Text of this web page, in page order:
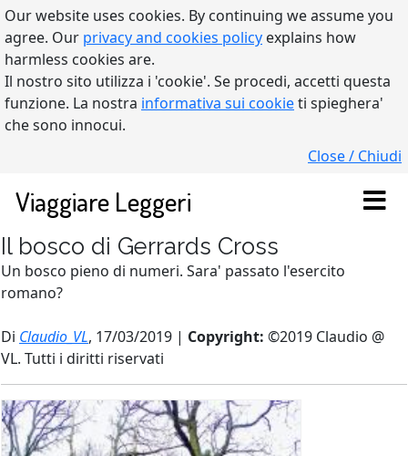
Our website uses cookies. By continuing we assume you
agree. Our privacy and cookies policy explains how
harmless cookies are.
Il nostro sito utilizza i 'cookie'. Se procedi, accetti questa
funzione. La nostra informativa sui cookieti spieghera'
che sono innocui.
Close / Chiudi
Viaggiare Leggeri
Il bosco di Gerrards Cross
Un bosco pieno di numeri. Sara' passato l'esercito
romano?
Di Claudio_VL, 17/03/2019 | Copyright: ©2019 Claudio @
VL. Tutti i diritti riservati